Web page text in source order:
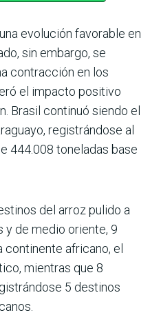
evolu­ción favorable en
sin embargo, se
contrac­ción en los
el impacto positivo
Brasil continuó siendo el
regis­trándose al
444.008 toneladas base
del arroz pulido a
y de medio oriente, 9
africano, el
mientras que 8
5 destinos